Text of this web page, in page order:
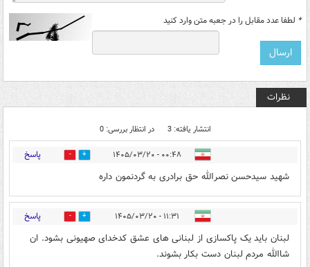
* لطفا عدد مقابل را در جعبه متن وارد کنید
نظرات
انتشار یافته: 3 در انتظار بررسی: 0
۰۰:۴۸ - ۱۴۰۵/۰۳/۲۰ 28 پاسخ
شهید سیدحسن نصرالله حق برادری به گردنمون داره
۱۱:۳۱ - ۱۴۰۵/۰۳/۲۰ 0 پاسخ
لبنان باید یک پاکسازی از لبنانی های عشق کدخدای صهیونی بشود. ان
شاالله مردم لبنان دست بکار بشوند.